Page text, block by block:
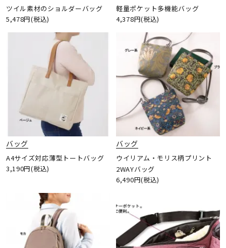
ツイル素材のショルダーバッグ
5,478円(税込)
軽量ポケット多機能バッグ
4,378円(税込)
バッグ
A4サイズ対応薄型トートバッグ
3,190円(税込)
バッグ
ウイリアム・モリス柄プリント
2WAYバッグ
6,490円(税込)